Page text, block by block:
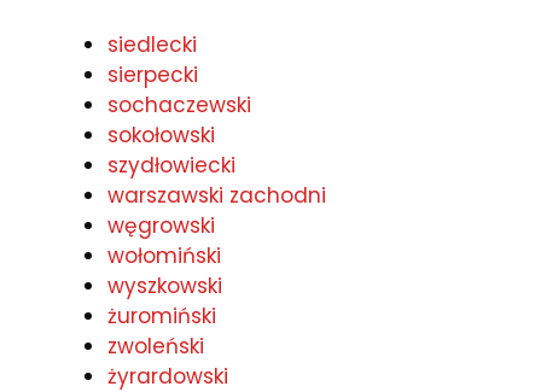
siedlecki
sierpecki
sochaczewski
sokołowski
szydłowiecki
warszawski zachodni
węgrowski
wołomiński
wyszkowski
żuromiński
zwoleński
żyrardowski